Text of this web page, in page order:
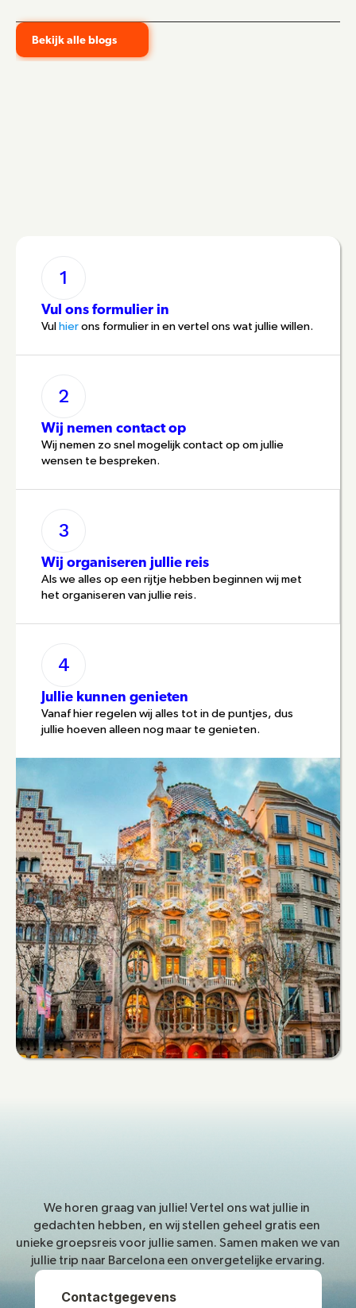
Bekijk alle blogs
1
Vul ons formulier in
Vul hier ons formulier in en vertel ons wat jullie willen.
2
Wij nemen contact op
Wij nemen zo snel mogelijk contact op om jullie
wensen te bespreken.
3
Wij organiseren jullie reis
Als we alles op een rijtje hebben beginnen wij met
het organiseren van jullie reis.
4
Jullie kunnen genieten
Vanaf hier regelen wij alles tot in de puntjes, dus
jullie hoeven alleen nog maar te genieten.
We horen graag van jullie! Vertel ons wat jullie in
gedachten hebben, en wij stellen geheel gratis een
unieke groepsreis voor jullie samen. Samen maken we van
jullie trip naar Barcelona een onvergetelijke ervaring.